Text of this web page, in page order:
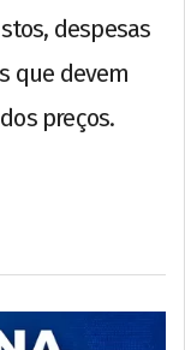
despesas
que devem
preços.